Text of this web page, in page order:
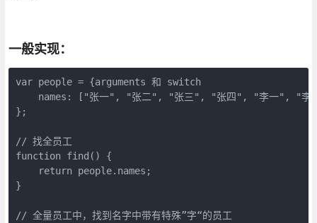
一般实现：
var people = {arguments 和 switch
names: ["张一", "张二", "张三", "张四", "李一", "李
};
// 找全员工
function find() {
    return people.names;
}
// 全量员工中，找到名字中带有特殊”字“的员工